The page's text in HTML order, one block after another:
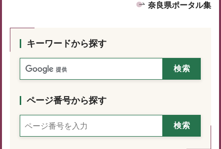
奈良県ポータル集
キーワードから探す
ページ番号から探す